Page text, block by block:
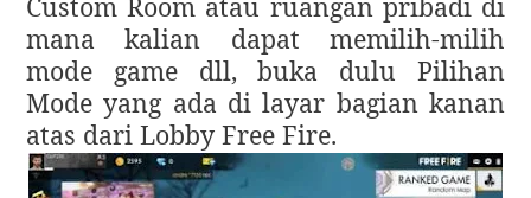
mana kalian dapat memilih-milih
mode game dll, buka dulu Pilihan
Mode yang ada di layar bagian kanan
atas dari Lobby Free Fire.